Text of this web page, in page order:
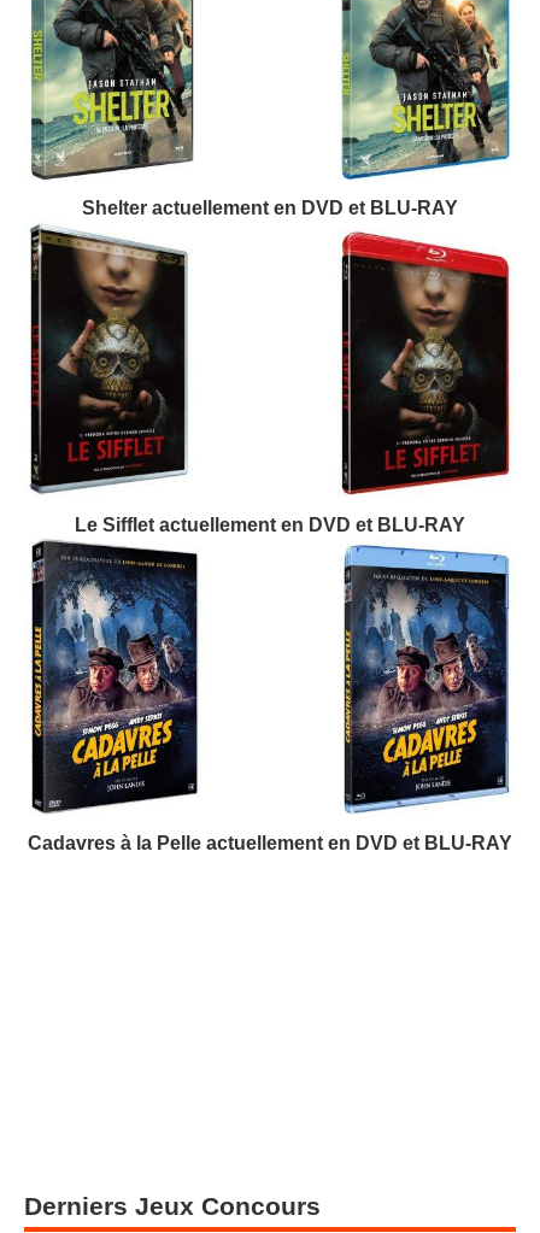
Shelter actuellement en DVD et BLU-RAY
Le Sifflet actuellement en DVD et BLU-RAY
Cadavres à la Pelle actuellement en DVD et BLU-RAY
Derniers Jeux Concours